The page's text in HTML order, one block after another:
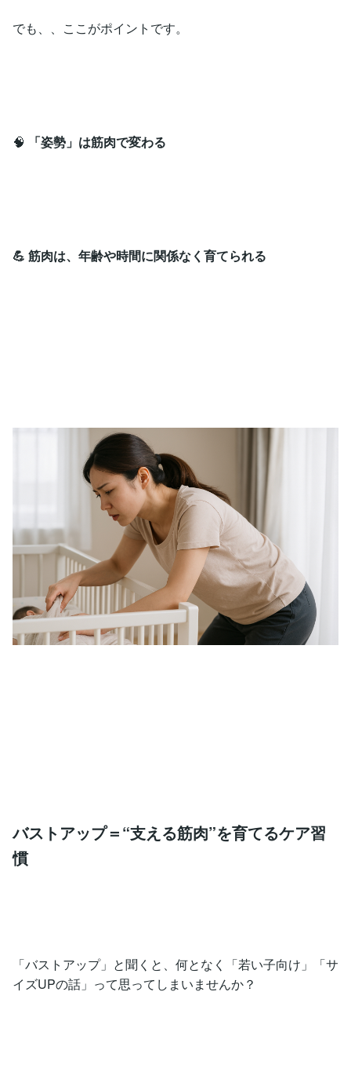
でも、、ここがポイントです。
🧠 「姿勢」は筋肉で変わる
💪 筋肉は、年齢や時間に関係なく育てられる
バストアップ＝“支える筋肉”を育てるケア習
慣
「バストアップ」と聞くと、何となく「若い子向け」「サ
イズUPの話」って思ってしまいませんか？